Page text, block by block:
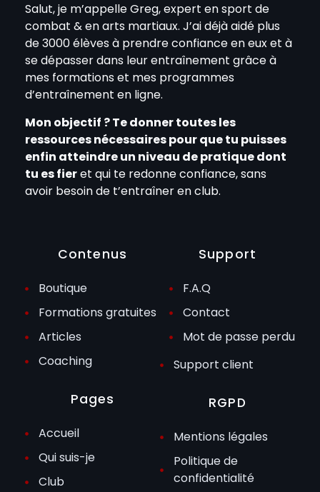
Salut, je m’appelle Greg, expert en sport de
combat & en arts martiaux. J’ai déjà aidé plus
de 3000 élèves à prendre confiance en eux et à
se dépasser dans leur entraînement grâce à
mes formations et mes programmes
d’entraînement en ligne.
Mon objectif ? Te donner toutes les
ressources nécessaires pour que tu puisses
enfin atteindre un niveau de pratique dont
tu es fieret qui te redonne confiance, sans
avoir besoin de t’entraîner en club.
Contenus
Boutique
Formations gratuites
Articles
Coaching
Pages
Accueil
Qui suis-je
Club
Support
F.A.Q
Contact
Mot de passe perdu
Support client
RGPD
Mentions légales
Politique de
confidentialité